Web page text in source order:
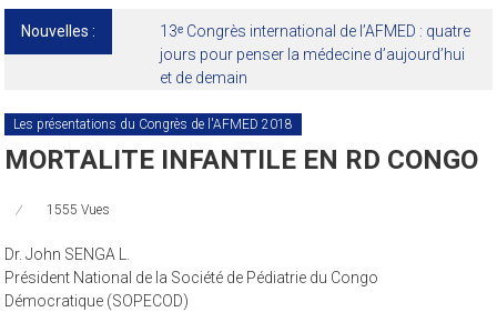
Nouvelles :
13ᵉ Congrès international de l’AFMED : quatre
jours pour penser la médecine d’aujourd’hui
et de demain
Les présentations du Congrès de l'AFMED 2018
MORTALITE INFANTILE EN RD CONGO
1555 Vues
Dr. John SENGA L.
Président National de la Société de Pédiatrie du Congo
Démocratique (SOPECOD)